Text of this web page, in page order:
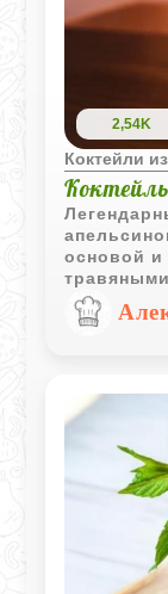
2,54K
Коктейли
основой и
очень